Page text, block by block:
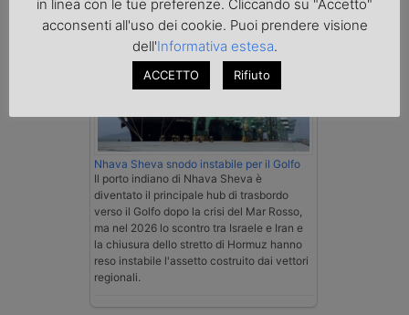
Nhava Sheva snodo instabile per il Golfo
Il porto indiano di Nhava Sheva è
diventato il principale hub di trasbordo
verso il Golfo dopo la crisi del Mar Rosso,
ma nel 2026 lo scontro tra Israele e Iran e
la chiusura dello stretto di Hormuz hanno
reso instabile l'assetto costruito dai vettori
regionali.
in linea con le tue preferenze. Cliccando su "Accetto"
acconsenti all'uso dei cookie. Puoi prendere visione
dell'Informativa estesa.
ACCETTO Rifiuto